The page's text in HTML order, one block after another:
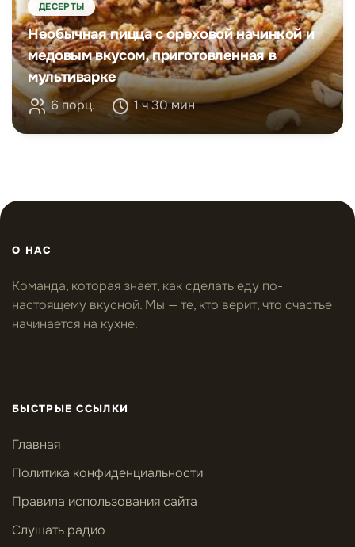
ДЕСЕРТЫ
Необычная пицца с ореховой начинкой и
медовым вкусом, приготовленная в
мультиварке
6 порц. 1 ч 30 мин
О НАС
Команда, которая знает, как сделать еду по-
настоящему вкусной. Мы — те, кто верит, что счастье
начинается на кухне.
БЫСТРЫЕ ССЫЛКИ
Главная
Политика конфиденциальности
Правила использования сайта
Слушать радио